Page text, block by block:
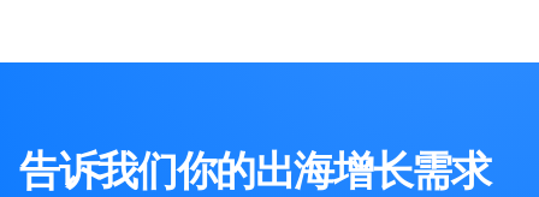
告诉我们你的出海增长需求